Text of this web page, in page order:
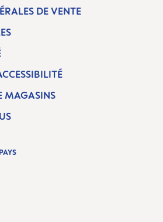
DE VENTE
MAGASINS